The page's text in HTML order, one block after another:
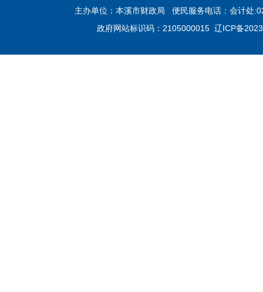
主办单位：本溪市财政局 便民服务电话：会计处
政府网站标识码：2105000015 辽ICP备